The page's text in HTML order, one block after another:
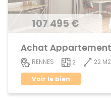
107 495 €
RENNES 2
22 M2
Voir le bien